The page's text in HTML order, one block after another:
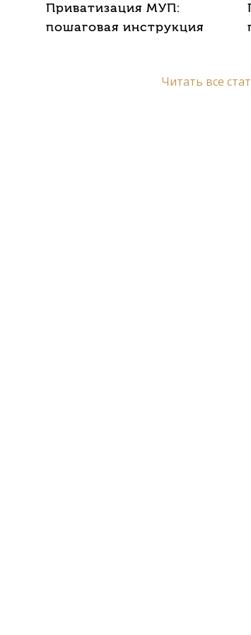
Приватизация МУП:
пошаговая инструкция
Читать все